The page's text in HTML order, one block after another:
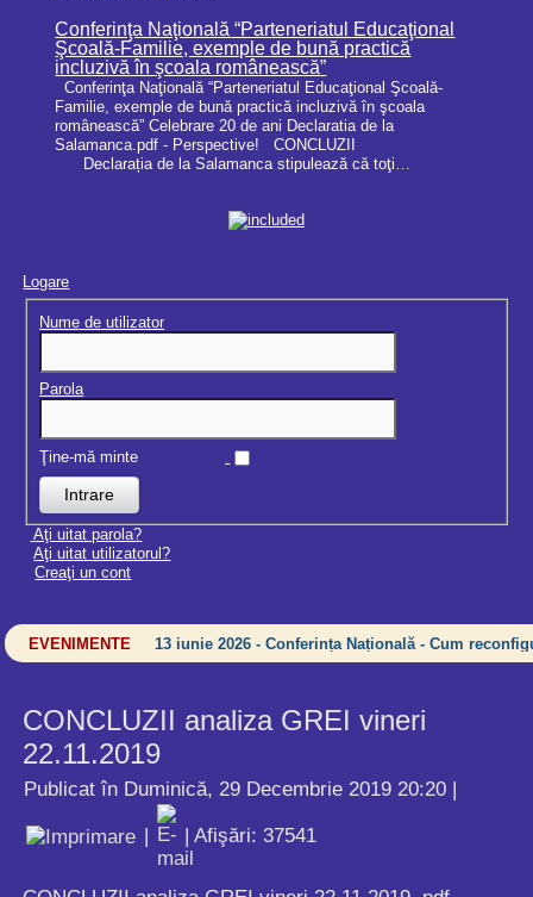
Conferinţa Naţională “Parteneriatul Educaţional
Şcoală-Familie, exemple de bună practică
incluzivă în şcoala românească”
Conferinţa Naţională “Parteneriatul Educaţional Şcoală-
Familie, exemple de bună practică incluzivă în şcoala
românească” Celebrare 20 de ani Declaratia de la
Salamanca.pdf - Perspective! CONCLUZII
Declarația de la Salamanca stipulează că toţi…
Logare
Nume de utilizator
Parola
Ţine-mă minte
Aţi uitat parola?
Aţi uitat utilizatorul?
Creaţi un cont
EVENIMENTE 13 iunie 2026 - Conferința Națională - Cum
CONCLUZII analiza GREI vineri
22.11.2019
Publicat în Duminică, 29 Decembrie 2019 20:20 |
| Afişări: 37541